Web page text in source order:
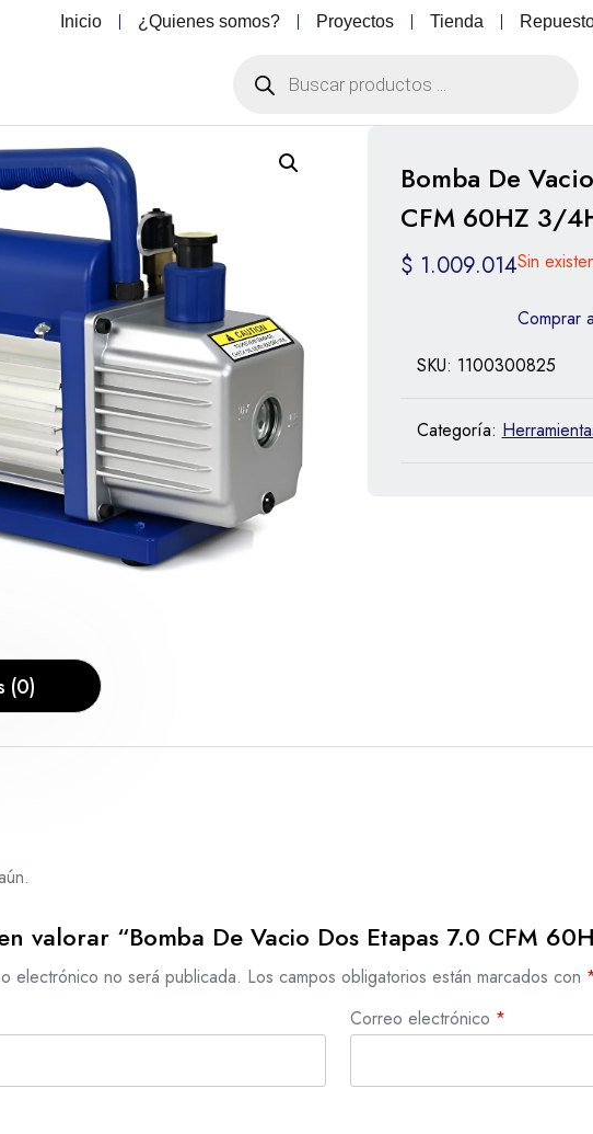
Inicio ¿Quienes somos? Proyectos Tienda
Bomba De
CFM 60HZ 3/
$ 1.009.014Sin
Comprar
SKU: 1100300825
Categoría:
(0)
valorar “Bomba De Vacio Dos Etapas 7.0 CFM
electrónico no será publicada. Los campos obligatorios están marcados con
Correo electrónico *